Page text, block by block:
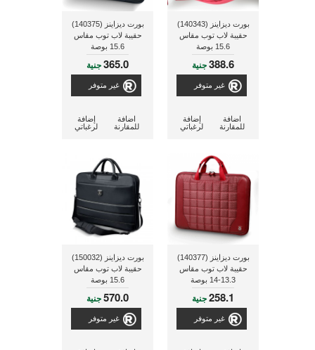
بورت ديزاينز (140343)
حقيبة لاب توب مقاس
15.6 بوصة
388.6جنية
غير متوفر
إضافة
لرغباتي
اضافة
للمقارنة
بورت ديزاينز (140375)
حقيبة لاب توب مقاس
15.6 بوصة
365.0جنية
غير متوفر
إضافة
لرغباتي
اضافة
للمقارنة
بورت ديزاينز (140377)
حقيبة لاب توب مقاس
13.3-14 بوصة
258.1جنية
غير متوفر
بورت ديزاينز (150032)
حقيبة لاب توب مقاس
15.6 بوصة
570.0جنية
غير متوفر